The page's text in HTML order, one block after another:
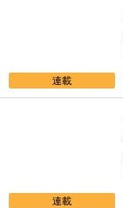
連載
連載